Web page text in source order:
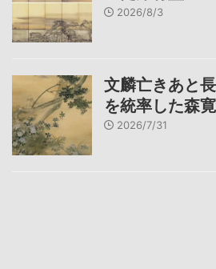
2026/8/3
文麟亡きあと
を統率した森
2026/7/31